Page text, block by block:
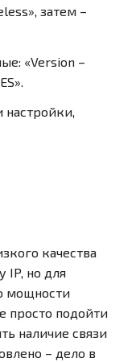
затем –
«Version –
настройки,
качества
IP, но для
мощности
просто подойти
наличие связи
– дело в